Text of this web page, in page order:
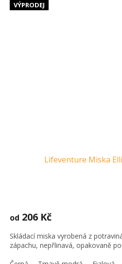
VÝPRODEJ
Lifeventure Miska
od 206 Kč
Skládací miska vyrobená z
zápachu, nepřlinavá, opakovaně